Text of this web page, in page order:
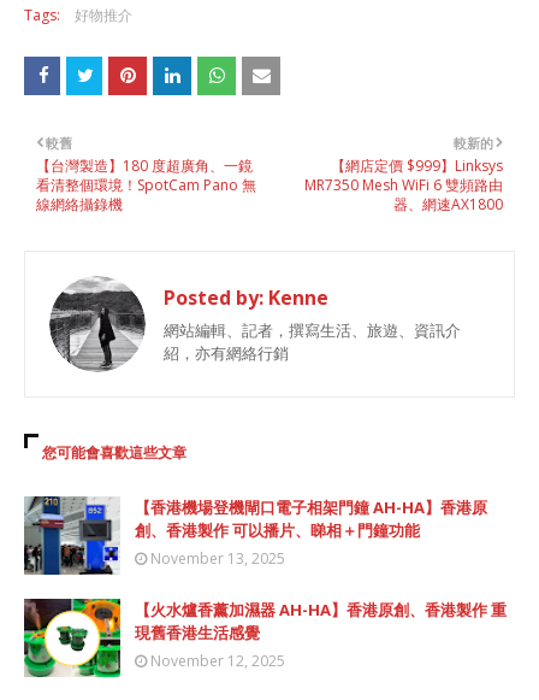
Tags: 好物推介
較新的
【網店定價 $999】Linksys
MR7350 Mesh WiFi 6 雙頻路由
器、網速AX1800
較舊
【台灣製造】180 度超廣角、一鏡
看清整個環境！SpotCam Pano 無
線網絡攝錄機
Posted by: Kenne
網站編輯、記者，撰寫生活、旅遊、資訊介
紹，亦有網絡行銷
您可能會喜歡這些文章
【香港機場登機閘口電子相架門鐘 AH-HA】香港原
創、香港製作 可以播片、睇相＋門鐘功能
November 13, 2025
【火水爐香薰加濕器 AH-HA】香港原創、香港製作 重
現舊香港生活感覺
November 12, 2025